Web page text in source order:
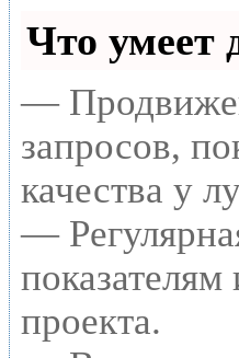
Что умеет
—
запросов,
качества у
—
проекта.